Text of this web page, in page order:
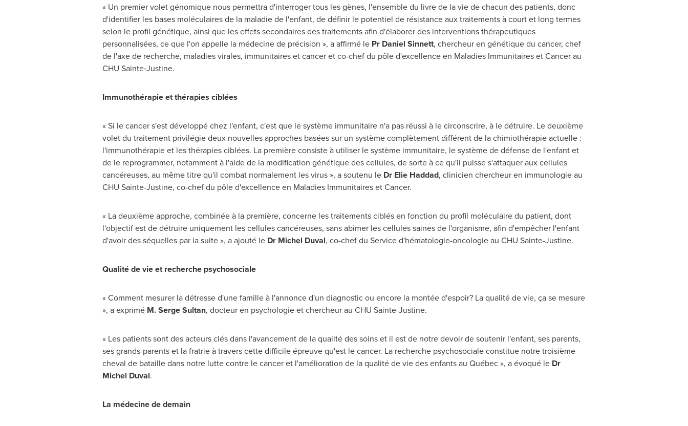
« Un premier volet génomique nous permettra d'interroger tous les gènes, l'ensemble du livre de la vie de chacun des patients, donc
d'identifier les bases moléculaires de la maladie de l'enfant, de définir le potentiel de résistance aux traitements à court et long termes
selon le profil génétique, ainsi que les effets secondaires des traitements afin d'élaborer des interventions thérapeutiques
personnalisées, ce que l'on appelle la médecine de précision », a affirmé le Pr Daniel Sinnett, chercheur en génétique du cancer, chef
de l'axe de recherche, maladies virales, immunitaires et cancer et co-chef du pôle d'excellence en Maladies Immunitaires et Cancer au
CHU Sainte‑Justine.
Immunothérapie et thérapies ciblées
« Si le cancer s'est développé chez l'enfant, c'est que le système immunitaire n'a pas réussi à le circonscrire, à le détruire. Le deuxième
volet du traitement privilégie deux nouvelles approches basées sur un système complètement différent de la chimiothérapie actuelle :
l'immunothérapie et les thérapies ciblées. La première consiste à utiliser le système immunitaire, le système de défense de l'enfant et
de le reprogrammer, notamment à l'aide de la modification génétique des cellules, de sorte à ce qu'il puisse s'attaquer aux cellules
cancéreuses, au même titre qu'il combat normalement les virus », a soutenu le Dr Elie Haddad, clinicien chercheur en immunologie au
CHU Sainte-Justine, co-chef du pôle d'excellence en Maladies Immunitaires et Cancer.
« La deuxième approche, combinée à la première, concerne les traitements ciblés en fonction du profil moléculaire du patient, dont
l'objectif est de détruire uniquement les cellules cancéreuses, sans abîmer les cellules saines de l'organisme, afin d'empêcher l'enfant
d'avoir des séquelles par la suite », a ajouté le Dr Michel Duval, co-chef du Service d'hématologie-oncologie au CHU Sainte-Justine.
Qualité de vie et recherche psychosociale
« Comment mesurer la détresse d'une famille à l'annonce d'un diagnostic ou encore la montée d'espoir? La qualité de vie, ça se mesure
», a exprimé M. Serge Sultan, docteur en psychologie et chercheur au CHU Sainte-Justine.
« Les patients sont des acteurs clés dans l'avancement de la qualité des soins et il est de notre devoir de soutenir l'enfant, ses parents,
ses grands-parents et la fratrie à travers cette difficile épreuve qu'est le cancer. La recherche psychosociale constitue notre troisième
cheval de bataille dans notre lutte contre le cancer et l'amélioration de la qualité de vie des enfants au Québec », a évoqué le Dr
Michel Duval.
La médecine de demain